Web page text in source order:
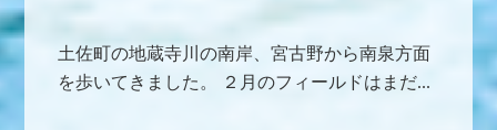
土佐町の地蔵寺川の南岸、宮古野から南泉方面
を歩いてきました。 ２月のフィールドはまだ...